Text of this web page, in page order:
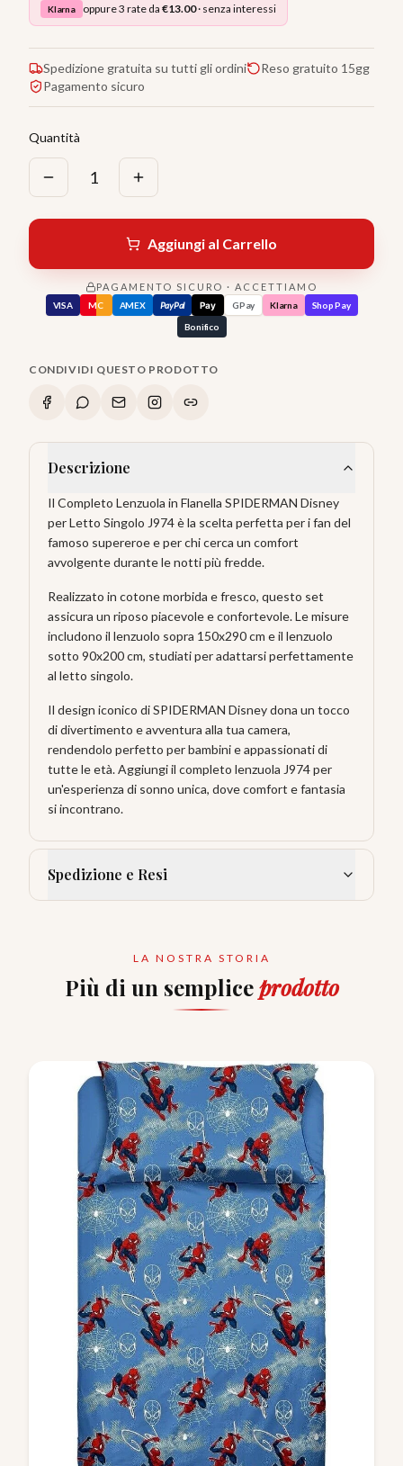
Klarna oppure 3 rate da €13.00· senza interessi
Spedizione gratuita su tutti gli ordini
Reso gratuito 15gg
Pagamento sicuro
Quantità
1
Aggiungi al Carrello
PAGAMENTO SICURO · ACCETTIAMO
VISA MC AMEX PayPal Pay GPay Klarna
Shop Pay
Bonifico
CONDIVIDI QUESTO PRODOTTO
Descrizione
Il Completo Lenzuola in Flanella SPIDERMAN Disney
per Letto Singolo J974 è la scelta perfetta per i fan del
famoso supereroe e per chi cerca un comfort
avvolgente durante le notti più fredde.
Realizzato in cotone morbida e fresco, questo set
assicura un riposo piacevole e confortevole. Le misure
includono il lenzuolo sopra 150x290 cm e il lenzuolo
sotto 90x200 cm, studiati per adattarsi perfettamente
al letto singolo.
Il design iconico di SPIDERMAN Disney dona un tocco
di divertimento e avventura alla tua camera,
rendendolo perfetto per bambini e appassionati di
tutte le età. Aggiungi il completo lenzuola J974 per
un'esperienza di sonno unica, dove comfort e fantasia
si incontrano.
Spedizione e Resi
LA NOSTRA STORIA
Più di un sempliceprodotto